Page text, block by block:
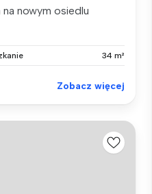
nowym osiedlu
34 m²
Zobacz więcej